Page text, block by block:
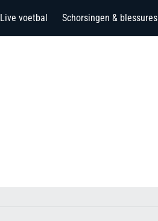
Live voetbal Schorsingen & blessures